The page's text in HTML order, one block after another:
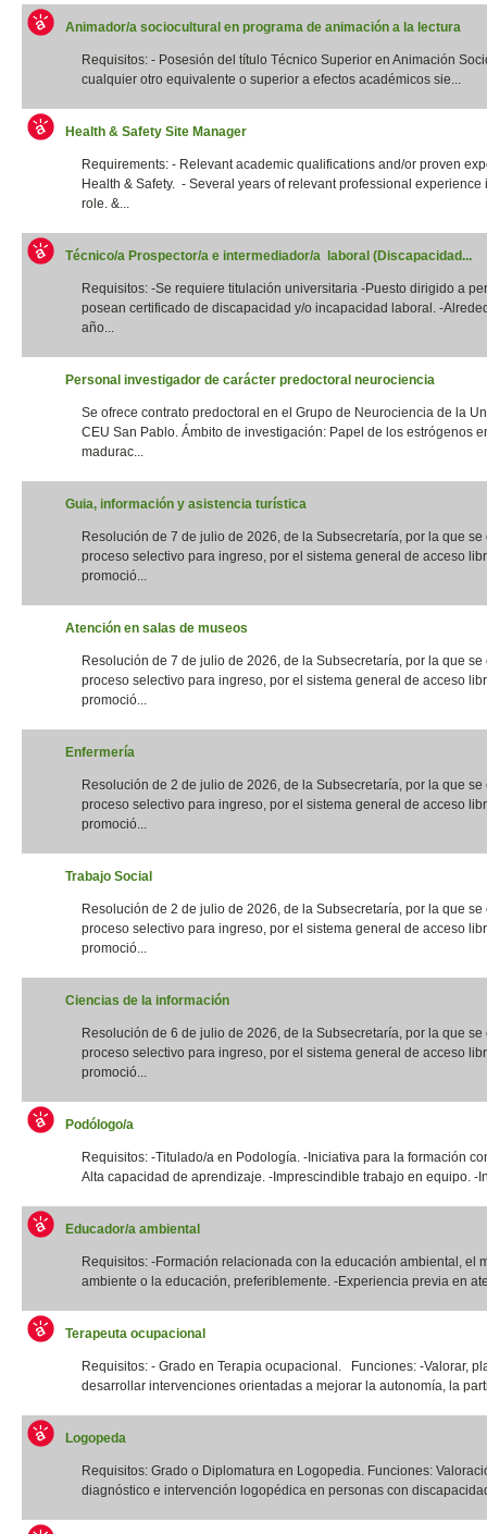
Animador/a sociocultural en programa de animación a la lectura
Requisitos: - Posesión del título Técnico Superior en Animación
cualquier otro equivalente o superior a efectos académicos sie...
Health & Safety Site Manager
Requirements: - Relevant academic qualifications and/or proven
Health & Safety. - Several years of relevant professional experience
role. &...
Técnico/a Prospector/a e intermediador/a laboral (Discapacidad...
Requisitos: -Se requiere titulación universitaria -Puesto dirigido a
posean certificado de discapacidad y/o incapacidad laboral. -
año...
Personal investigador de carácter predoctoral neurociencia
Se ofrece contrato predoctoral en el Grupo de Neurociencia de la
CEU San Pablo. Ámbito de investigación: Papel de los estrógenos
madurac...
Guia, información y asistencia turística
Resolución de 7 de julio de 2026, de la Subsecretaría, por la que se
proceso selectivo para ingreso, por el sistema general de acceso
promoció...
Atención en salas de museos
Resolución de 7 de julio de 2026, de la Subsecretaría, por la que se
proceso selectivo para ingreso, por el sistema general de acceso
promoció...
Enfermería
Resolución de 2 de julio de 2026, de la Subsecretaría, por la que se
proceso selectivo para ingreso, por el sistema general de acceso
promoció...
Trabajo Social
Resolución de 2 de julio de 2026, de la Subsecretaría, por la que se
proceso selectivo para ingreso, por el sistema general de acceso
promoció...
Ciencias de la información
Resolución de 6 de julio de 2026, de la Subsecretaría, por la que se
proceso selectivo para ingreso, por el sistema general de acceso
promoció...
Podólogo/a
Requisitos: -Titulado/a en Podología. -Iniciativa para la formación
Alta capacidad de aprendizaje. -Imprescindible trabajo en equipo. -
Educador/a ambiental
Requisitos: -Formación relacionada con la educación ambiental, el
ambiente o la educación, preferiblemente. -Experiencia previa en
Terapeuta ocupacional
Requisitos: - Grado en Terapia ocupacional. Funciones: -Valorar,
desarrollar intervenciones orientadas a mejorar la autonomía, la
Logopeda
Requisitos: Grado o Diplomatura en Logopedia. Funciones:
diagnóstico e intervención logopédica en personas con